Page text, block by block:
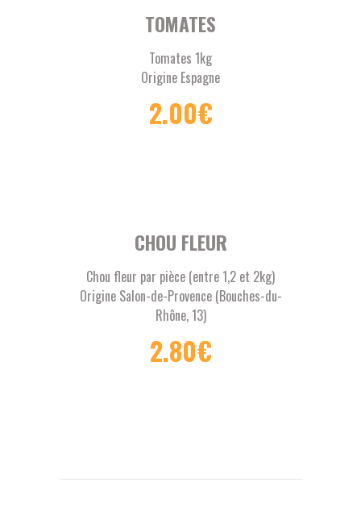
TOMATES
Tomates 1kg
Origine Espagne
2.00€
CHOU FLEUR
Chou fleur par pièce (entre 1,2 et 2kg)
Origine Salon-de-Provence (Bouches-du-
Rhône, 13)
2.80€